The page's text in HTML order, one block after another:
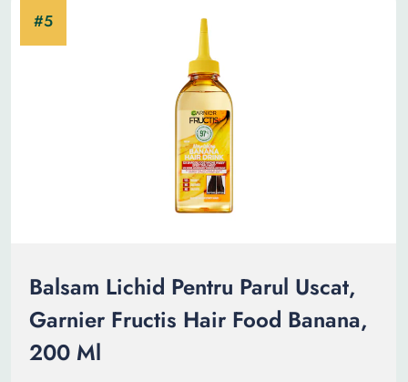
Balsam Lichid Pentru Parul Uscat,
Garnier Fructis Hair Food Banana,
200 Ml